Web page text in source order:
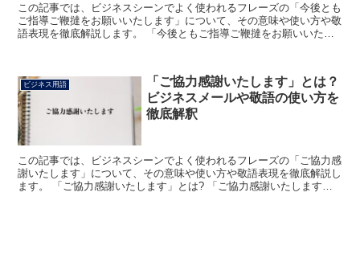
この記事では、ビジネスシーンでよく使われるフレーズの「今後とも
ご指導ご鞭撻をお願いいたします」について、その意味や使い方や敬
語表現を徹底解説します。 「今後ともご指導ご鞭撻をお願いいたし
ビジネス用語
「ご協力感謝いたします」とは？
ビジネスメールや敬語の使い方を
徹底解釈
この記事では、ビジネスシーンでよく使われるフレーズの「ご協力感
謝いたします」について、その意味や使い方や敬語表現を徹底解説し
ます。 「ご協力感謝いたします」とは? 「ご協力感謝いたします」